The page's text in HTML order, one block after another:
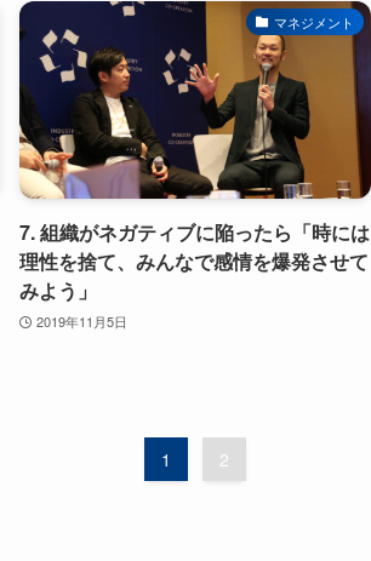
マネジメント
7. 組織がネガティブに陥ったら「時には
理性を捨て、みんなで感情を爆発させて
みよう」
2019年11月5日
1 2